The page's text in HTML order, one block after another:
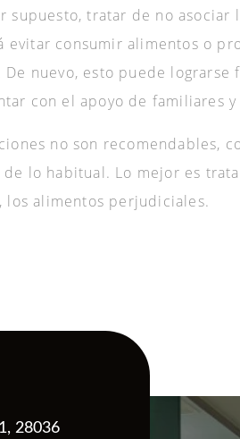
tratar de no asociar
consumir alimentos o
nuevo, esto puede lograrse
con el apoyo de familiares y
no son recomendables,
lo habitual. Lo mejor es
los alimentos perjudiciales.
28036